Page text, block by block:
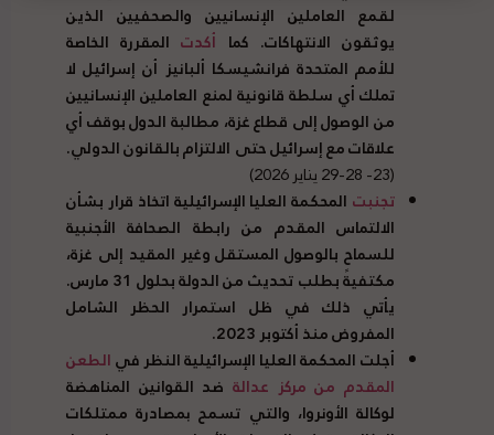
لقمع العاملين الإنسانيين والصحفيين الذين
يوثقون الانتهاكات. كما أكدتالمقررة الخاصة
للأمم المتحدة فرانشيسكا ألبانيز أن إسرائيل لا
تملك أي سلطة قانونية لمنع العاملين الإنسانيين
من الوصول إلى قطاع غزة، مطالبة الدول بوقف أي
علاقات مع إسرائيل حتى الالتزام بالقانون الدولي.
(23- 28-29 يناير 2026)
تجنبت المحكمة العليا الإسرائيلية اتخاذ قرار بشأن
الالتماس المقدم من رابطة الصحافة الأجنبية
للسماح بالوصول المستقل وغير المقيد إلى غزة،
مكتفيةً بطلب تحديث من الدولة بحلول 31 مارس.
يأتي ذلك في ظل استمرار الحظر الشامل
المفروض منذ أكتوبر 2023.
أجلت المحكمة العليا الإسرائيلية النظر فيالطعن
المقدم من مركز عدالة ضد القوانين المناهضة
لوكالة الأونروا، والتي تسمح بمصادرة ممتلكات